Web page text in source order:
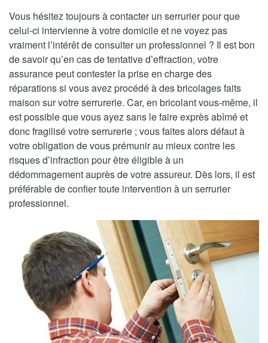
Vous hésitez toujours à contacter un serrurier pour que
celui-ci intervienne à votre domicile et ne voyez pas
vraiment l’intérêt de consulter un professionnel ? Il est bon
de savoir qu’en cas de tentative d’effraction, votre
assurance peut contester la prise en charge des
réparations si vous avez procédé à des bricolages faits
maison sur votre serrurerie. Car, en bricolant vous-même, il
est possible que vous ayez sans le faire exprès abîmé et
donc fragilisé votre serrurerie ; vous faites alors défaut à
votre obligation de vous prémunir au mieux contre les
risques d’infraction pour être éligible à un
dédommagement auprès de votre assureur. Dès lors, il est
préférable de confier toute intervention à un serrurier
professionnel.